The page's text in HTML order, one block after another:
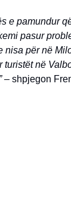
e pamundur
pasur
nisa për në
turistët në
– shpjegon